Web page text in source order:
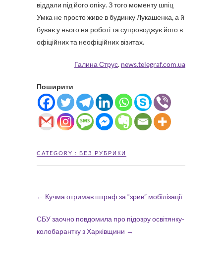
віддали під його опіку. З того моменту шпіц
Умка не просто живе в будинку Лукашенка, а й
буває у нього на роботі та супроводжує його в
офіційних та неофіційних візитах.
Галина Струс. news.telegraf.com.ua
Поширити
CATEGORY : БЕЗ РУБРИКИ
← Кучма отримав штраф за “зрив” мобілізації
СБУ заочно повдомила про підозру освітянку-
колобарантку з Харківщини →